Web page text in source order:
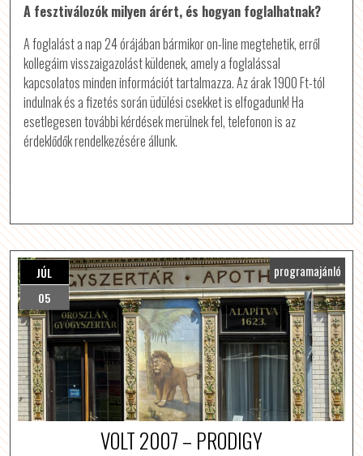
A fesztiválozók milyen árért, és hogyan foglalhatnak?
A foglalást a nap 24 órájában bármikor on-line megtehetik, erről
kollegáim visszaigazolást küldenek, amely a foglalással
kapcsolatos minden információt tartalmazza. Az árak 1900 Ft-tól
indulnak és a fizetés során üdülési csekket is elfogadunk! Ha
esetlegesen további kérdések merülnek fel, telefonon is az
érdeklődők rendelkezésére állunk.
JÚL
05
programajánló
VOLT 2007 – PRODIGY